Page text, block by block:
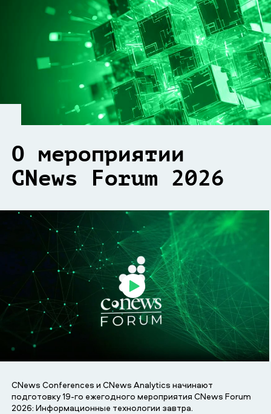
О мероприятии
CNews Forum 2026
CNews Conferences и CNews Analytics начинают
подготовку 19-го ежегодного мероприятия CNews Forum
2026: Информационные технологии завтра.